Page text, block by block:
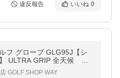
違反報告 いいね 0
フ グローブ GLG95J【シ
ULTRA GRIP 全天候 在
GOLF SHOP WAY